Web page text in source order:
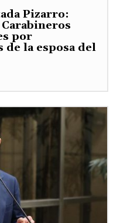
Pizarro:
por
de la esposa del